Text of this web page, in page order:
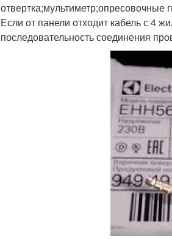
Если от панели отходит кабель с 4
последовательность соединения